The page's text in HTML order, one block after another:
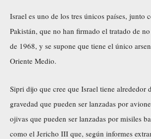
Israel es uno de los tres únicos países, junto
Pakistán, que no han firmado el tratado de
de 1968, y se supone que tiene el único
Oriente Medio.
Sipri dijo que cree que Israel tiene alrededor
gravedad que pueden ser lanzadas por
ojivas que pueden ser lanzadas por misiles
como el Jericho III que, según informes